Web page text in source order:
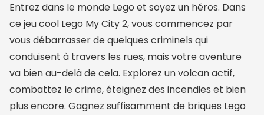
Entrez dans le monde Lego et soyez un héros. Dans
ce jeu cool Lego My City 2, vous commencez par
vous débarrasser de quelques criminels qui
conduisent à travers les rues, mais votre aventure
va bien au-delà de cela. Explorez un volcan actif,
combattez le crime, éteignez des incendies et bien
plus encore. Gagnez suffisamment de briques Lego